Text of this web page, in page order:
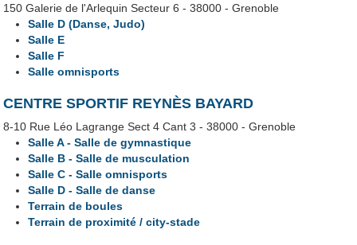
150 Galerie de l'Arlequin Secteur 6 - 38000 - Grenoble
Salle D (Danse, Judo)
Salle E
Salle F
Salle omnisports
CENTRE SPORTIF REYNÈS BAYARD
8-10 Rue Léo Lagrange Sect 4 Cant 3 - 38000 - Grenoble
Salle A - Salle de gymnastique
Salle B - Salle de musculation
Salle C - Salle omnisports
Salle D - Salle de danse
Terrain de boules
Terrain de proximité / city-stade